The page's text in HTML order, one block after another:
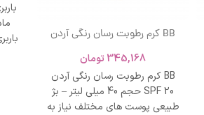
BB کرم رطوبت رسان رنگی آردن
طبیعی
345,168تومان
BB کرم رطوبت رسان رنگی آردن
SPF 20 حجم 40 میلی لیتر – بژ
طبیعی پوست های مختلف نیاز به